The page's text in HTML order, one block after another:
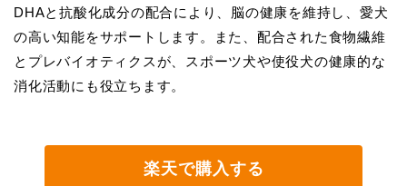
DHAと抗酸化成分の配合により、脳の健康を維持し、愛犬
の高い知能をサポートします。また、配合された食物繊維
とプレバイオティクスが、スポーツ犬や使役犬の健康的な
消化活動にも役立ちます。
楽天で購入する